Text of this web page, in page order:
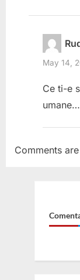
May 14,
Ce ti-e
Comments